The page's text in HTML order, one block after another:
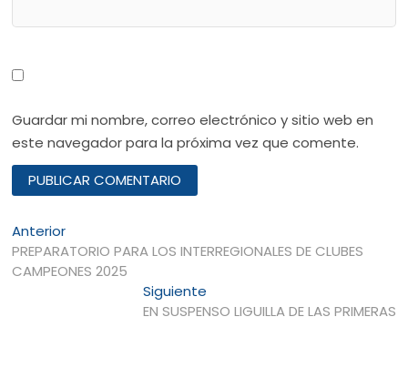
Guardar mi nombre, correo electrónico y sitio web en
este navegador para la próxima vez que comente.
Navegación
de
AnteriorEntrada
anterior:
PREPARATORIO PARA LOS INTERREGIONALES DE CLUBES
CAMPEONES 2025
SiguienteEntrada
siguiente:
EN SUSPENSO LIGUILLA DE LAS PRIMERAS